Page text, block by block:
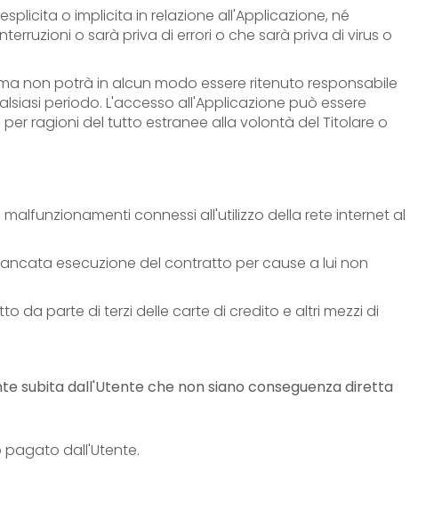
o implicita in relazione all'Applicazione, né
o sarà priva di errori o che sarà priva di virus o
non potrà in alcun modo essere ritenuto responsabile
periodo. L'accesso all'Applicazione può essere
ragioni del tutto estranee alla volontà del Titolare o
connessi all'utilizzo della rete internet al
esecuzione del contratto per cause a lui non
da parte di terzi delle carte di credito e altri mezzi di
subita dall'Utente che non siano conseguenza diretta
pagato dall'Utente.